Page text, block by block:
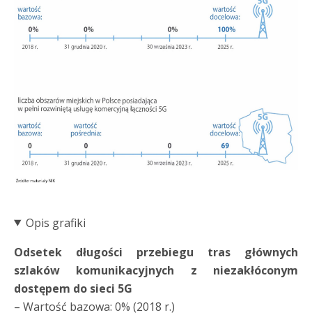
Opis grafiki
Odsetek długości przebiegu tras głównych
szlaków komunikacyjnych z niezakłóconym
dostępem do sieci 5G
– Wartość bazowa: 0% (2018 r.)